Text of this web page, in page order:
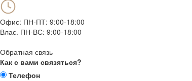
Офис: ПН-ПТ: 9:00-18:00
Влас. ПН-ВС: 9:00-18:00
Обратная связь
Как с вами связяться?
Телефон